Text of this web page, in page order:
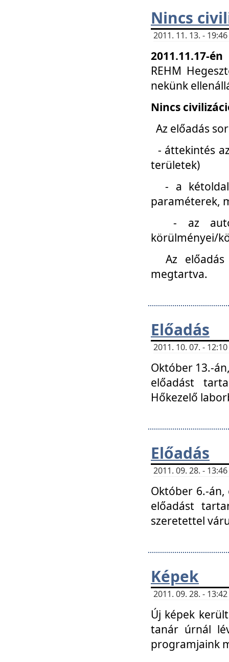
Nincs
2011. 11. 13. -
2011.11.17-
REHM
nekünk
Nincs
Az előadás
- áttekintés
területek)
- a kétoldali
paraméterek,
- az
körülményei/
Az
megtartva.
Előadás
2011. 10. 07. -
Október 13.-
előadást
Hőkezelő
Előadás
2011. 09. 28. -
Október 6.-
előadást
szeretettel
Képek
2011. 09. 28. -
Új képek
tanár úrnál
programjaink